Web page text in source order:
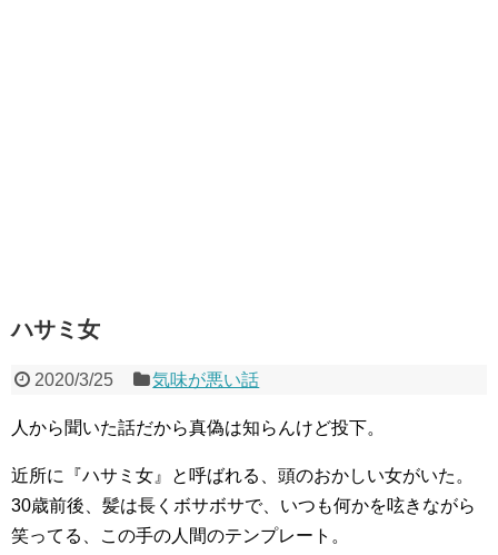
ハサミ女
2020/3/25 気味が悪い話
人から聞いた話だから真偽は知らんけど投下。
近所に『ハサミ女』と呼ばれる、頭のおかしい女がいた。
30歳前後、髪は長くボサボサで、いつも何かを呟きながら
笑ってる、この手の人間のテンプレート。